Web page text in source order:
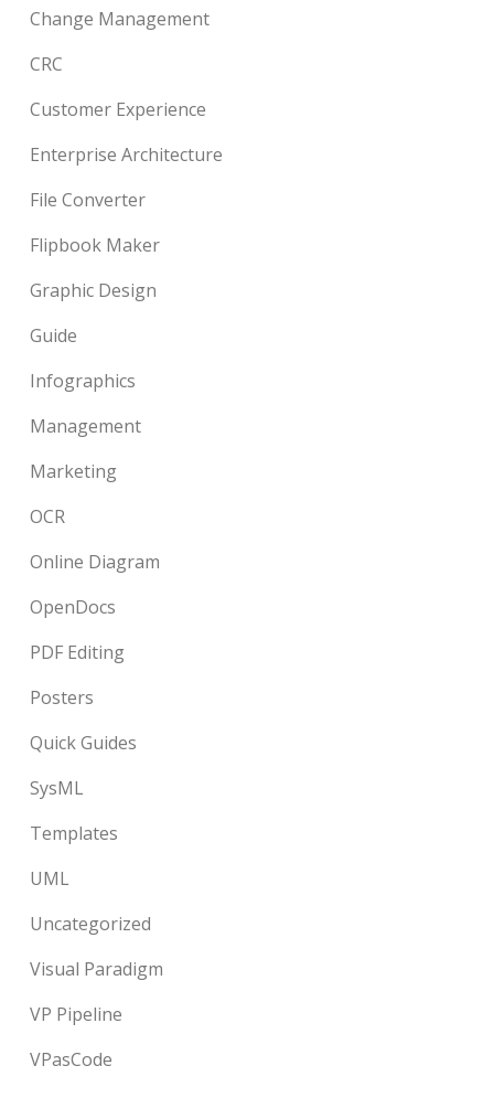
Change Management
CRC
Customer Experience
Enterprise Architecture
File Converter
Flipbook Maker
Graphic Design
Guide
Infographics
Management
Marketing
OCR
Online Diagram
OpenDocs
PDF Editing
Posters
Quick Guides
SysML
Templates
UML
Uncategorized
Visual Paradigm
VP Pipeline
VPasCode